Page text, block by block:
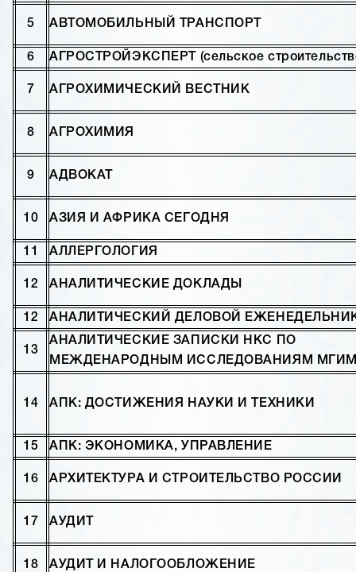
5 АВТОМОБИЛЬНЫЙ ТРАНСПОРТ
6 АГРОСТРОЙЭКСПЕРТ (сельское
7 АГРОХИМИЧЕСКИЙ ВЕСТНИК
8 АГРОХИМИЯ
9 АДВОКАТ
10 АЗИЯ И АФРИКА СЕГОДНЯ
11 АЛЛЕРГОЛОГИЯ
12 АНАЛИТИЧЕСКИЕ ДОКЛАДЫ
12 АНАЛИТИЧЕСКИЙ ДЕЛОВОЙ
13
АНАЛИТИЧЕСКИЕ ЗАПИСКИ НКС ПО
МЕЖДЕНАРОДНЫМ ИССЛЕДОВАНИЯМ
14 АПК: ДОСТИЖЕНИЯ НАУКИ И ТЕХНИКИ
15 АПК: ЭКОНОМИКА, УПРАВЛЕНИЕ
16 АРХИТЕКТУРА И СТРОИТЕЛЬСТВО РОССИИ
17 АУДИТ
18 АУДИТ И НАЛОГООБЛОЖЕНИЕ